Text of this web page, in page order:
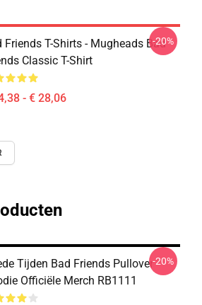
Friends T-Shirts - Mugheads Bad
Classic T-Shirt
- € 28,06
-20%
Tijden Bad Friends Pullover
Officiële Merch RB1111
-20%